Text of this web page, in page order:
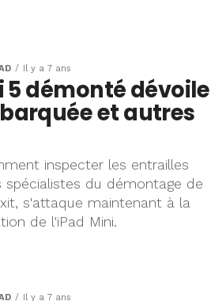
Il y a 7 ans
5 démonté dévoile
et autres
inspecter les entrailles
spécialistes du démontage de
s'attaque maintenant à la
de l'iPad Mini.
Il y a 7 ans